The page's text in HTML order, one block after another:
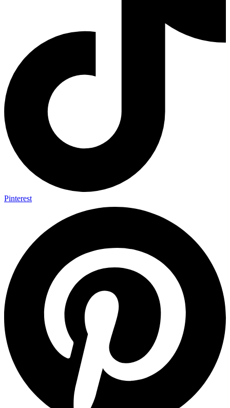
Pinterest